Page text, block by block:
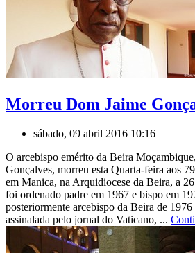
Morreu Dom Jaime
sábado, 09 abril 2016 10:16
O arcebispo emérito da Beira
Gonçalves, morreu esta Quarta-feira aos
em Manica, na Arquidiocese da Beira, a
foi ordenado padre em 1967 e bispo em
posteriormente arcebispo da Beira de
assinalada pelo jornal do Vaticano, ...